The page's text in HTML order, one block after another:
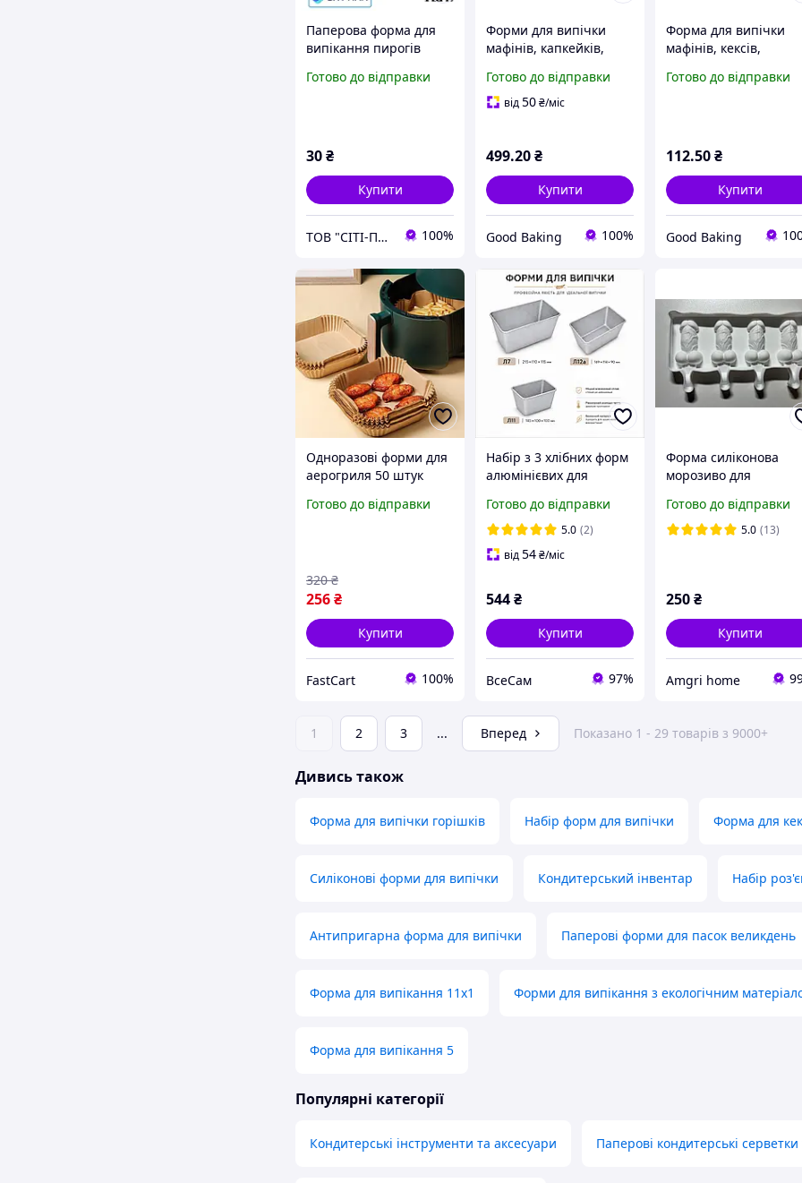
Паперова форма для
випікання пирогів
висота 110мм
Готово до відправки
30₴
Купити
ТОВ "СІТІ-ПАК" 100%
Форми для випічки
мафінів, капкейків,
коричневі 1000шт/уп.
70x22.5 / Пергаментні
Готово до відправки
від50₴/міс
499.20₴
Купити
Good Baking 100%
Форма для випічки
мафінів, кексів,
паперова коричнева
Готово до відправки
112.50₴
Купити
Good Baking
Одноразові форми для
аерогриля 50 штук
20х25х4.5 см Форма для
Готово до відправки
256₴
320 ₴
Купити
FastCart 100%
Набір з 3 хлібних форм
алюмінієвих для
Л11
Готово до відправки
5.0 (2)
від54₴/міс
544₴
Купити
ВсеСам 97%
Форма силіконова
морозиво для
орган
Готово до відправки
5.0 (13)
250₴
Купити
Amgri home
1 2 3 ... Вперед Показано 1 - 29 товарів з 9000+
Дивись також
Форма для випічки горішків Набір форм для випічки Форма для
Силіконові форми для випічки Кондитерський інвентар Набір
Антипригарна форма для випічки Паперові форми для пасок великдень
Форма для випікання 11х1 Форми для випікання з екологічним
Форма для випікання 5
Популярні категорії
Кондитерські інструменти та аксесуари Паперові кондитерські